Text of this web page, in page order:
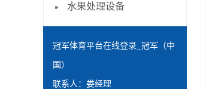
水果处理设备
冠军体育平台在线登录_冠军（中
国）
联系人：娄经理